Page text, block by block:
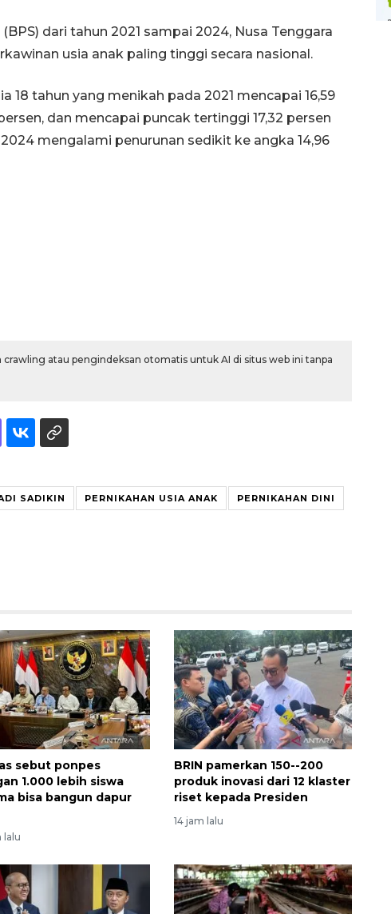
dari tahun 2021 sampai 2024, Nusa Tenggara
usia anak paling tinggi secara nasional.
18 tahun yang menikah pada 2021 mencapai 16,59
dan mencapai puncak tertinggi 17,32 persen
mengalami penurunan sedikit ke angka 14,96
atau pengindeksan otomatis untuk AI di situs web ini tanpa
SADIKIN PERNIKAHAN USIA ANAK PERNIKAHAN DINI
sebut ponpes
1.000 lebih siswa
bisa bangun dapur
lalu
BRIN pamerkan 150--200
produk inovasi dari 12 klaster
riset kepada Presiden
14 jam lalu